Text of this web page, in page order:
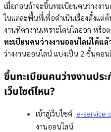
เมื่อก่อนถ้าจะขึ้นทะเบียนคนว่างงา
ในแต่ละพื้นที่เพื่อดำเนินเรื่องตั้งแต่
งานที่ตกงานเพราะโดนไล่ออก หรือ
ทะเบียนคนว่างงานออนไลน์ได้แล้
ว่างงานออนไลน์ แบ่งเป็น 2 ขั้นตอ
ขึ้นทะเบียนคนว่างงานปร
เว็บไซต์ไหน?
เข้าสู่เว็บไซต์ e-
งานออนไลน์